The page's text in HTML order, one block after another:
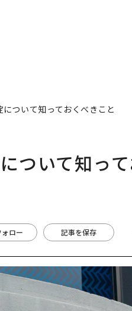
ついて知っておくべきこと
ついて知っ
ロー 記事を保存